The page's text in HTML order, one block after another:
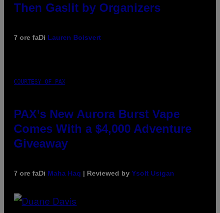
Then Gaslit by Organizers
7 ore faDi Lauren Boisvert
COURTESY OF PAX
PAX’s New Aurora Burst Vape
Comes With a $4,000 Adventure
Giveaway
7 ore faDi Maha Haq | Reviewed by Ysolt Usigan